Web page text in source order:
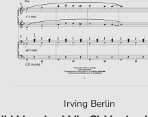
Irving Berlin